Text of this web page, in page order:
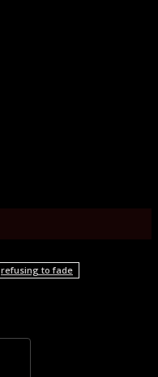
refusing to fade
Komentar